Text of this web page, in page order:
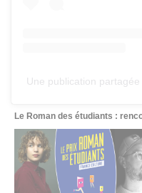
Le Roman des étudiants :